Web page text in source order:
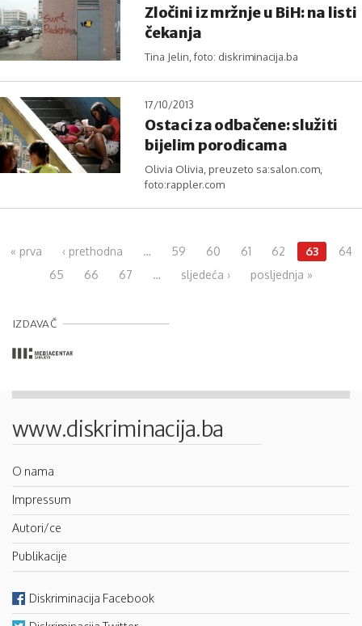
Zločini iz mržnje u BiH: na listi
čekanja
Tina Jelin, foto: diskriminacija.ba
17/10/2013
Ostaci za odbačene: služiti
bijelim porodicama
Olivia Olivia, preuzeto sa:salon.com,
foto:rappler.com
« prva ‹ prethodna … 59 60 61 62 63
64
65
66 67 … sljedeća › posljednja »
IZDAVAČ
www.diskriminacija.ba
O nama
Impressum
Autori/ce
Publikacije
Diskriminacija Facebook